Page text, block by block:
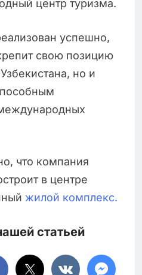
центр туризма.
успешно,
свою позицию
но и
что компания
в центре
жилой комплекс.
статьей